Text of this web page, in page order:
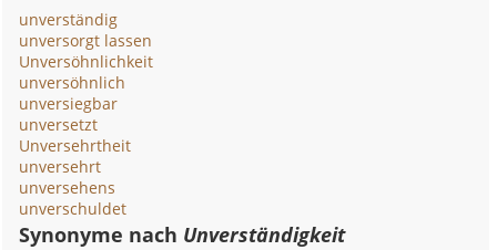
unverständig
unversorgt lassen
Unversöhnlichkeit
unversöhnlich
unversiegbar
unversetzt
Unversehrtheit
unversehrt
unversehens
unverschuldet
Synonyme nach Unverständigkeit